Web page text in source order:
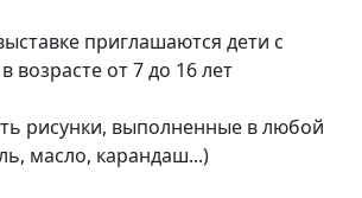
приглашаются дети с
возрасте от 7 до 16 лет
рисунки, выполненные в любой
масло, карандаш...)